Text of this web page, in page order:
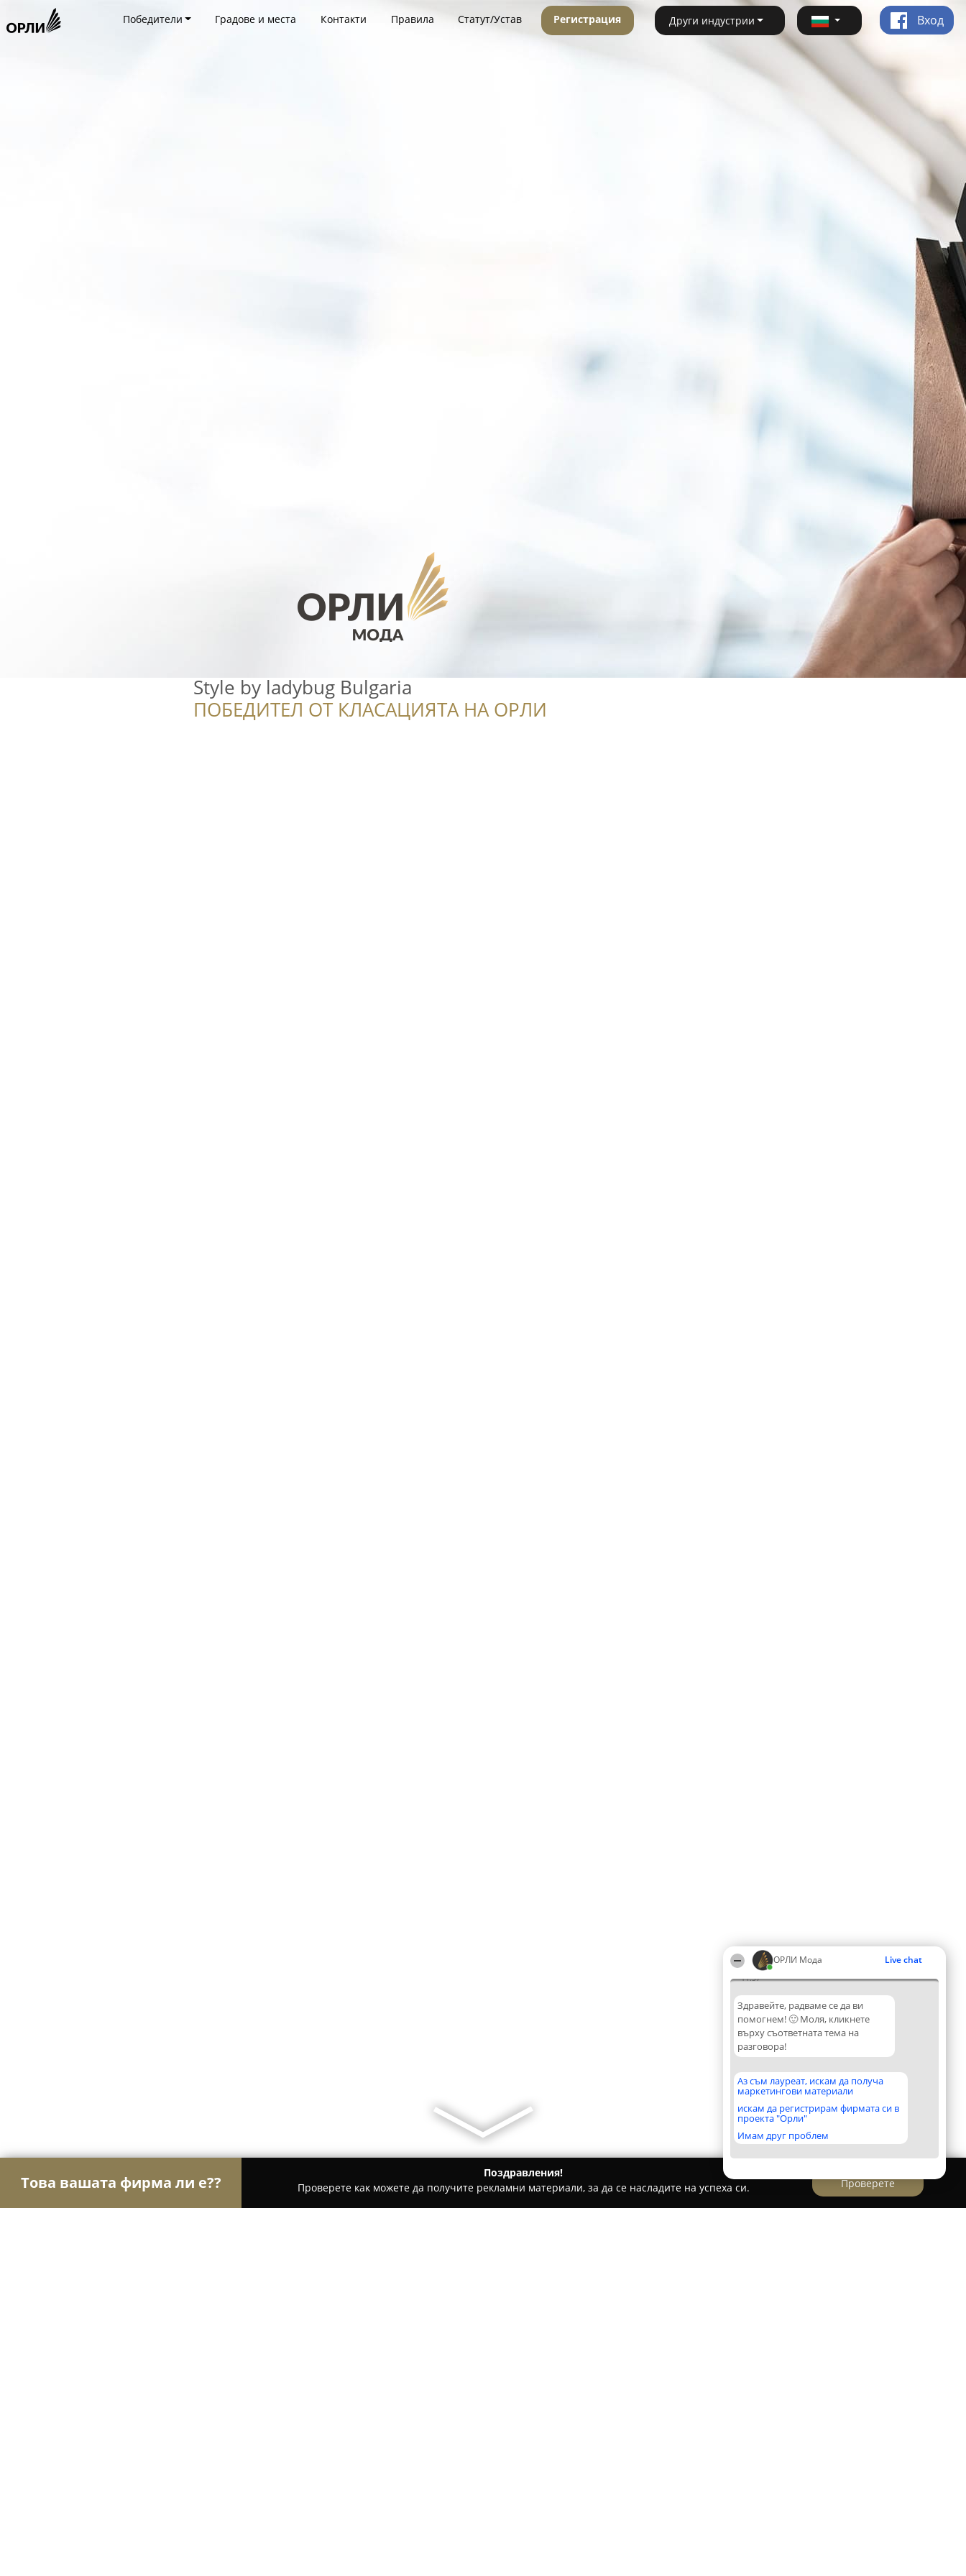
ОРЛИ Мода Live chat
11:57
Здравейте, радваме се да ви
помогнем! 🙂 Моля, кликнете
върху съответната тема на
разговора!
Аз съм лауреат, искам да получа
маркетингови материали
искам да регистрирам фирмата си в
проекта "Орли"
Имам друг проблем
Победители Градове и места Контакти Правила Статут/Устав Регистрация Други индустрии Вход
Style by ladybug Bulgaria
ПОБЕДИТЕЛ ОТ КЛАСАЦИЯТА НА ОРЛИ
Това вашата фирма ли е??
Поздравления!
Проверете как можете да получите рекламни материали, за да се насладите на успеха си.
Проверете